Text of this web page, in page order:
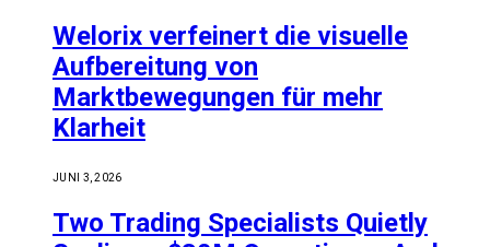
Welorix verfeinert die visuelle
Aufbereitung von
Marktbewegungen für mehr
Klarheit
JUNI 3, 2026
Two Trading Specialists Quietly